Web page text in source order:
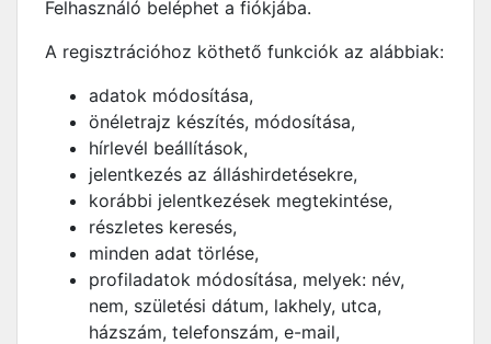
Felhasználó beléphet a fiókjába.
A regisztrációhoz köthető funkciók az alábbiak:
adatok módosítása,
önéletrajz készítés, módosítása,
hírlevél beállítások,
jelentkezés az álláshirdetésekre,
korábbi jelentkezések megtekintése,
részletes keresés,
minden adat törlése,
profiladatok módosítása, melyek: név,
nem, születési dátum, lakhely, utca,
házszám, telefonszám, e-mail,